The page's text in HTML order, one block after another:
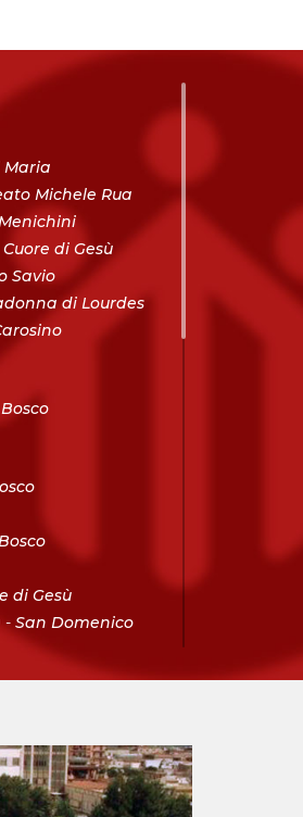
Maria
Michele Rua
di Gesù
Savio
di Lourdes
di Gesù
- San Domenico